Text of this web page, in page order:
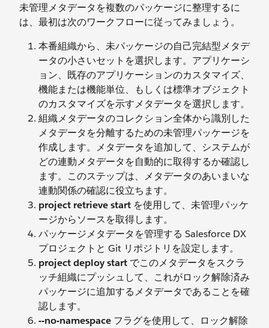
未管理メタデータを複数のパッケージに整理するに
は、最初は次のワークフローに従ってみましょう。
本番組織から、未パッケージの自己完結型メタデ
ータの小さいセットを選択します。アプリケーシ
ョン、既存のアプリケーションのカスタマイズ、
機能または機能単位、もしくは標準オブジェクト
のカスタマイズを示すメタデータを選択します。
組織メタデータのコレクション全体から識別した
メタデータを分離するための未管理パッケージを
作成します。メタデータを追加して、システムが
どの連動メタデータを自動的に取得するか確認し
ます。このステップは、メタデータのあいまいな
連動関係の確認に役立ちます。
project retrieve start を使用して、未管理パッケ
ージからソースを取得します。
パッケージメタデータを管理する Salesforce DX
プロジェクトと Git リポジトリを設定します。
project deploy start でこのメタデータをスクラ
ッチ組織にプッシュして、これがロック解除済み
パッケージに追加するメタデータであることを確
認します。
--no-namespace フラグを使用して、ロック解除